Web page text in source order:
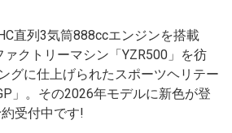
直列3気筒888ccエンジンを搭載
ァクトリーマシン「YZR500」を彷
グに仕上げられたスポーツヘリテー
」。その2026年モデルに新色が登
受付中です!